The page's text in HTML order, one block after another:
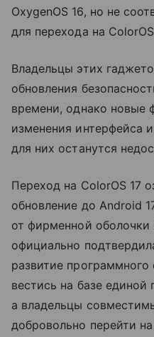
OxygenOS 16, но не
для перехода на ColorOS
Владельцы этих
обновления
времени, однако новые
изменения интерфейса
для них останутся
Переход на ColorOS 17
обновление до Android
от фирменной
официально
развитие программного
вестись на базе единой
а владельцы
добровольно перейти